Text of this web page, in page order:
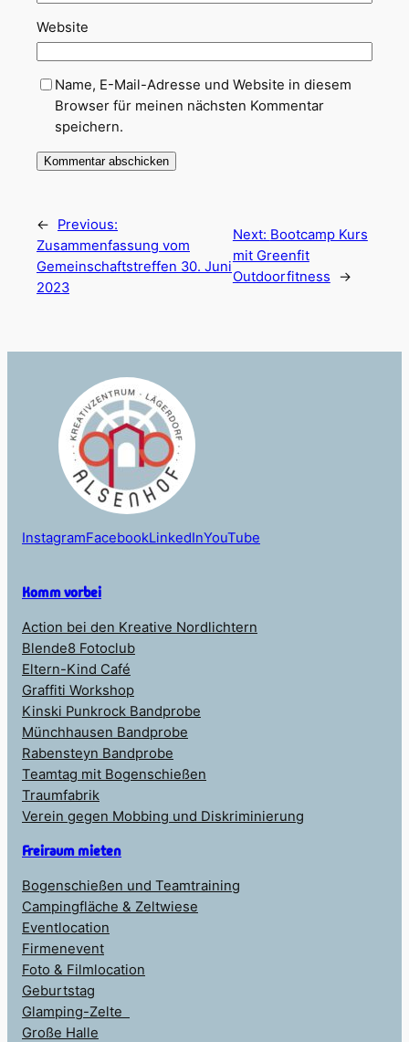
Website
Name, E-Mail-Adresse und Website in diesem
Browser für meinen nächsten Kommentar
speichern.
←
Previous:
Zusammenfassung vom
Gemeinschaftstreffen 30. Juni
2023
Next: Bootcamp Kurs
mit Greenfit
Outdoorfitness
→
InstagramFacebookLinkedInYouTube
Komm vorbei
Action bei den Kreative Nordlichtern
Blende8 Fotoclub
Eltern-Kind Café
Graffiti Workshop
Kinski Punkrock Bandprobe
Münchhausen Bandprobe
Rabensteyn Bandprobe
Teamtag mit Bogenschießen
Traumfabrik
Verein gegen Mobbing und Diskriminierung
Freiraum mieten
Bogenschießen und Teamtraining
Campingfläche & Zeltwiese
Eventlocation
Firmenevent
Foto & Filmlocation
Geburtstag
Glamping-Zelte
Große Halle